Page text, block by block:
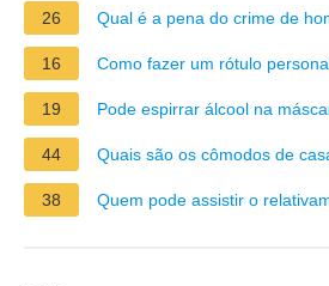
26
Qual é a pena do crime de
16 Como fazer um rótulo
19 Pode espirrar álcool na
44 Quais são os cômodos de
38 Quem pode assistir o